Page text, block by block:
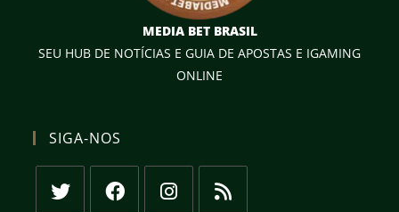
MEDIA BET BRASIL
SEU HUB DE NOTÍCIAS E GUIA DE APOSTAS E IGAMING
ONLINE
SIGA-NOS